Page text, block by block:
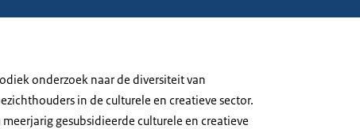
onderzoek naar de diversiteit van
in de culturele en creatieve sector.
gesubsidieerde culturele en creatieve